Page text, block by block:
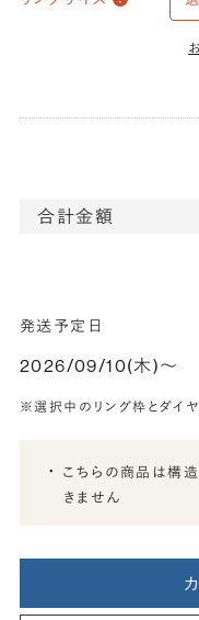
合計金額
発送予定日
2026/09/10(木)〜
※選択中のリング枠とダイ
こちらの商品は構造
きません